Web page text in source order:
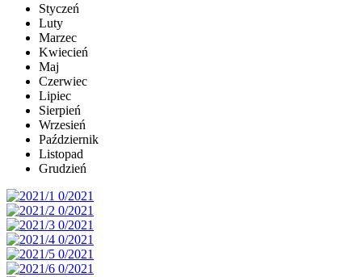
Styczeń
Luty
Marzec
Kwiecień
Maj
Czerwiec
Lipiec
Sierpień
Wrzesień
Październik
Listopad
Grudzień